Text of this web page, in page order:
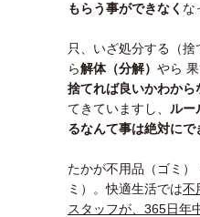
もらう事ができなく な
只、いざ処分する（捨
ら解体（分解） やら
捨てれば良いかわから
てきていますし、 ルー
るなんて事は絶対にで
たかが不用品（ゴミ
ミ）。快適生活では不
スタッフが、365日年